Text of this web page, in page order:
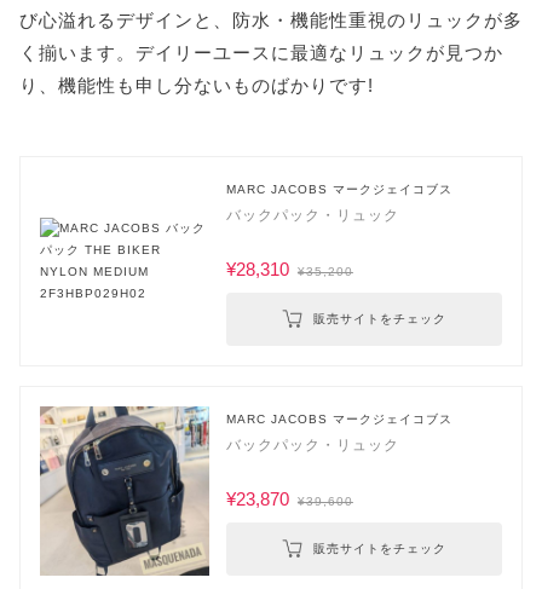
び心溢れるデザインと、防水・機能性重視のリュックが多
く揃います。デイリーユースに最適なリュックが見つか
り、機能性も申し分ないものばかりです!
MARC JACOBS マークジェイコブス
バックパック・リュック
¥28,310 ¥35,200
販売サイトをチェック
MARC JACOBS マークジェイコブス
バックパック・リュック
¥23,870 ¥39,600
販売サイトをチェック